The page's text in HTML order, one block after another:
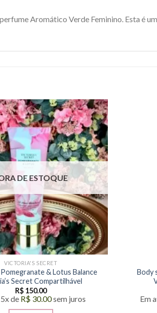
Aromático Verde Feminino. Esta é
DE ESTOQUE
VICTORIA'S SECRET
& Lotus Balance
Secret Compartilhável
R$150.00
de R$ 30.00sem juros
Body
Em